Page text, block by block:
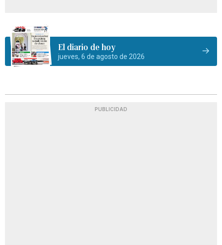
El diario de hoy
jueves, 6 de agosto de 2026
PUBLICIDAD